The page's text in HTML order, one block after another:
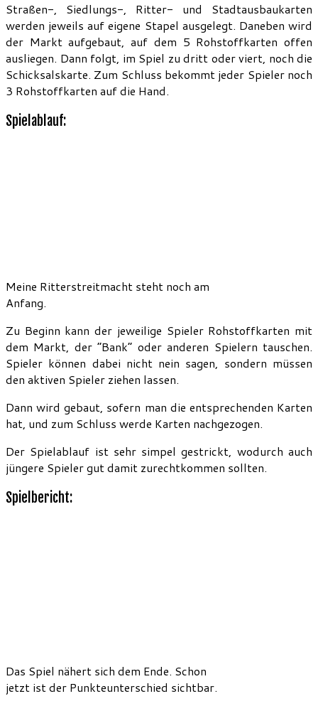
Straßen-, Siedlungs-, Ritter- und Stadtausbaukarten
werden jeweils auf eigene Stapel ausgelegt. Daneben wird
der Markt aufgebaut, auf dem 5 Rohstoffkarten offen
ausliegen. Dann folgt, im Spiel zu dritt oder viert, noch die
Schicksalskarte. Zum Schluss bekommt jeder Spieler noch
3 Rohstoffkarten auf die Hand.
Spielablauf:
Meine Ritterstreitmacht steht noch am
Anfang.
Zu Beginn kann der jeweilige Spieler Rohstoffkarten mit
dem Markt, der “Bank” oder anderen Spielern tauschen.
Spieler können dabei nicht nein sagen, sondern müssen
den aktiven Spieler ziehen lassen.
Dann wird gebaut, sofern man die entsprechenden Karten
hat, und zum Schluss werde Karten nachgezogen.
Der Spielablauf ist sehr simpel gestrickt, wodurch auch
jüngere Spieler gut damit zurechtkommen sollten.
Spielbericht:
Das Spiel nähert sich dem Ende. Schon
jetzt ist der Punkteunterschied sichtbar.